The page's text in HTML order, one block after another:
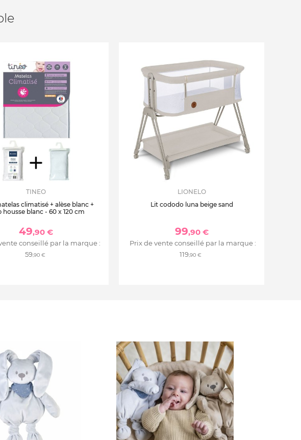
TINEO
climatisé + alèse blanc +
housse blanc - 60 x 120 cm
49,90 €
conseillé par la marque :
59,90 €
LIONELO
Lit cododo luna beige sand
99,90 €
Prix de vente conseillé par la marque :
119,90 €